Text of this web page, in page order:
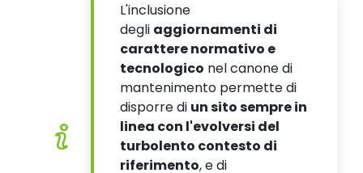
L'inclusione
degli aggiornamenti di
carattere normativo e
tecnologico nel canone di
mantenimento permette di
disporre di un sito sempre in
linea con l'evolversi del
turbolento contesto di
riferimento, e di